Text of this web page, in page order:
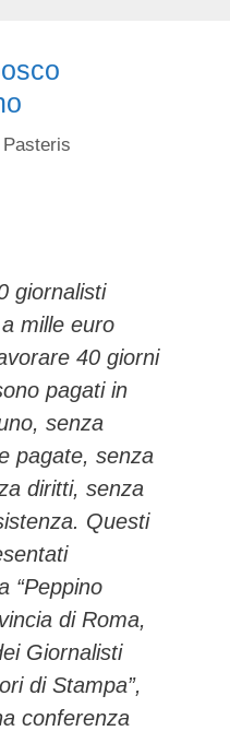
giornalisti
mille euro
40 giorni
pagati in
senza
pagate, senza
diritti, senza
Questi
“Peppino
di Roma,
Giornalisti
di Stampa”,
conferenza